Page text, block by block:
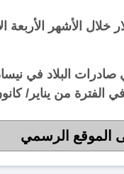
بتركيا صادرات بأكثر من 457
كانون الثاني إلى
الموقع الرسمي